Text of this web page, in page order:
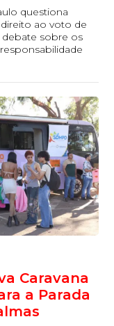
questiona
ao voto de
debate sobre os
Caravana
a Parada